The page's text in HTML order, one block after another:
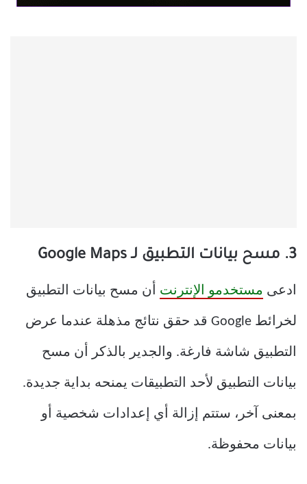
3. مسح بيانات التطبيق لـ Google Maps
ادعى مستخدمو الإنترنت أن مسح بيانات التطبيق
لخرائط Google قد حقق نتائج مذهلة عندما عرض
التطبيق شاشة فارغة. والجدير بالذكر أن مسح
بيانات التطبيق لأحد التطبيقات يمنحه بداية جديدة.
بمعنى آخر، ستتم إزالة أي إعدادات شخصية أو
بيانات محفوظة.